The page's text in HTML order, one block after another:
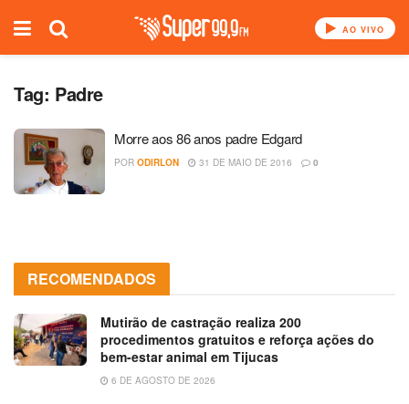
AO VIVO
Tag: Padre
Morre aos 86 anos padre Edgard
POR ODIRLON 31 DE MAIO DE 2016 0
RECOMENDADOS
Mutirão de castração realiza 200
procedimentos gratuitos e reforça ações do
bem-estar animal em Tijucas
6 DE AGOSTO DE 2026